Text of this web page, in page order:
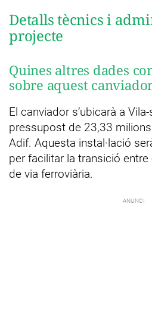
Detalls tècnics i
projecte
Quines altres dades
sobre aquest
El canviador s’ubicarà a
pressupost de 23,33
Adif. Aquesta instal·lació
per facilitar la transició
de via ferroviària.